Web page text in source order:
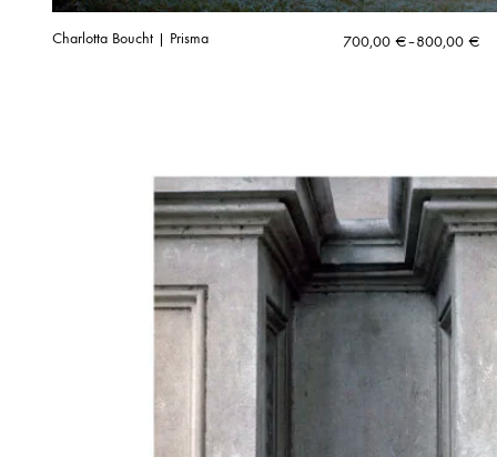
Charlotta Boucht | Prisma 700,00 €–800,00 €
Hintaluokka: